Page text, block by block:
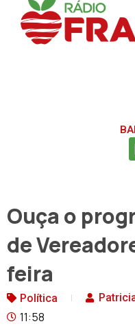
Ouça o
de
feira
Política
11:58